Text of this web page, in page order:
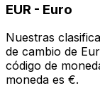
EUR - Euro
Nuestras
de cambio de
código de
moneda es €.